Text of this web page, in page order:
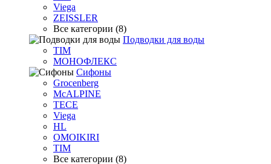
Viega
ZEISSLER
Все категории (8)
Подводки для воды
TIM
МОНОФЛЕКС
Сифоны
Grocenberg
McALPINE
TECE
Viega
HL
OMOIKIRI
TIM
Все категории (8)